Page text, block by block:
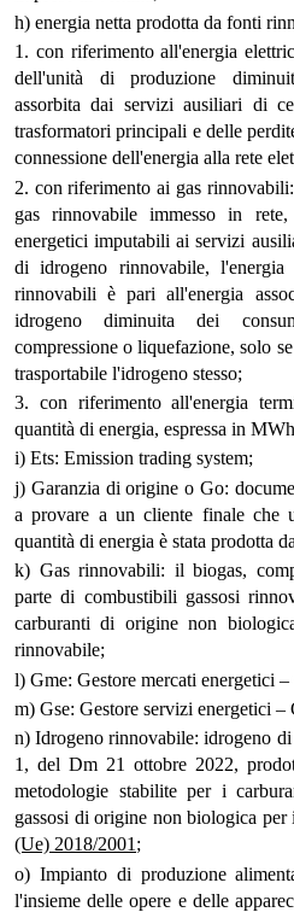
h) energia netta prodotta da fonti
1. con riferimento all'energia
dell'unità di produzione
assorbita dai servizi ausiliari di
trasformatori principali e delle
connessione dell'energia alla rete
2. con riferimento ai gas
gas rinnovabile immesso in
energetici imputabili ai servizi
di idrogeno rinnovabile,
rinnovabili è pari all'energia
idrogeno diminuita dei
compressione o liquefazione, solo
trasportabile l'idrogeno stesso;
3. con riferimento all'energia
quantità di energia, espressa in
i) Ets: Emission trading system;
j) Garanzia di origine o Go:
a provare a un cliente finale che
quantità di energia è stata prodotta
k) Gas rinnovabili: il biogas,
parte di combustibili gassosi
carburanti di origine non
rinnovabile;
l) Gme: Gestore mercati energetici –
m) Gse: Gestore servizi energetici –
n) Idrogeno rinnovabile: idrogeno
1, del Dm 21 ottobre 2022,
metodologie stabilite per i
gassosi di origine non biologica per
(Ue) 2018/2001 ;
o) Impianto di produzione
l'insieme delle opere e delle